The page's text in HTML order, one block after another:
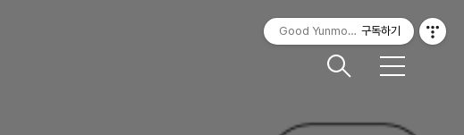
메
Good Yunmorning구독하기